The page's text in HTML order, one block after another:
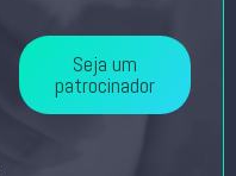
Seja um
patrocinador